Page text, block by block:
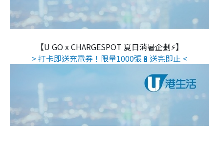
【U GO x CHARGESPOT 夏日消暑企劃⚡】
> 打卡即送充電券！限量1000張🔋送完即止 <